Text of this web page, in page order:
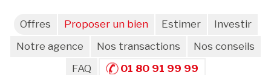
Offres Proposer un bien Estimer
Investir
Notre agence
Nos transactions
Nos conseils
FAQ
01 80 91 99 99